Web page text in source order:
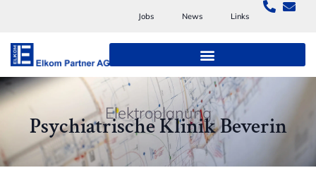
Jobs News Links
Elektroplanung
Psychiatrische Klinik Beverin